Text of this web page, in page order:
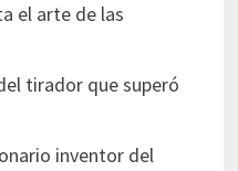
el arte de las
tirador que superó
inventor del